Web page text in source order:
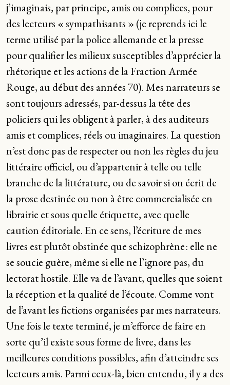
j’imaginais, par principe, amis ou complices, pour
des lecteurs « sympathisants » (je reprends ici le
terme utilisé par la police allemande et la presse
pour qualifier les milieux susceptibles d’apprécier la
rhétorique et les actions de la Fraction Armée
Rouge, au début des années 70). Mes narrateurs se
sont toujours adressés, par-dessus la tête des
policiers qui les obligent à parler, à des auditeurs
amis et complices, réels ou imaginaires. La question
n’est donc pas de respecter ou non les règles du jeu
littéraire officiel, ou d’appartenir à telle ou telle
branche de la littérature, ou de savoir si on écrit de
la prose destinée ou non à être commercialisée en
librairie et sous quelle étiquette, avec quelle
caution éditoriale. En ce sens, l’écriture de mes
livres est plutôt obstinée que schizophrène : elle ne
se soucie guère, même si elle ne l’ignore pas, du
lectorat hostile. Elle va de l’avant, quelles que soient
la réception et la qualité de l’écoute. Comme vont
de l’avant les fictions organisées par mes narrateurs.
Une fois le texte terminé, je m’efforce de faire en
sorte qu’il existe sous forme de livre, dans les
meilleures conditions possibles, afin d’atteindre ses
lecteurs amis. Parmi ceux-là, bien entendu, il y a des